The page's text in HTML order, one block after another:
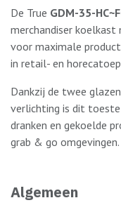
De True GDM-35-
merchandiser
voor maximale
in retail- en
Dankzij de twee
verlichting is dit
dranken en gekoelde
grab & go omgevingen.
Algemeen